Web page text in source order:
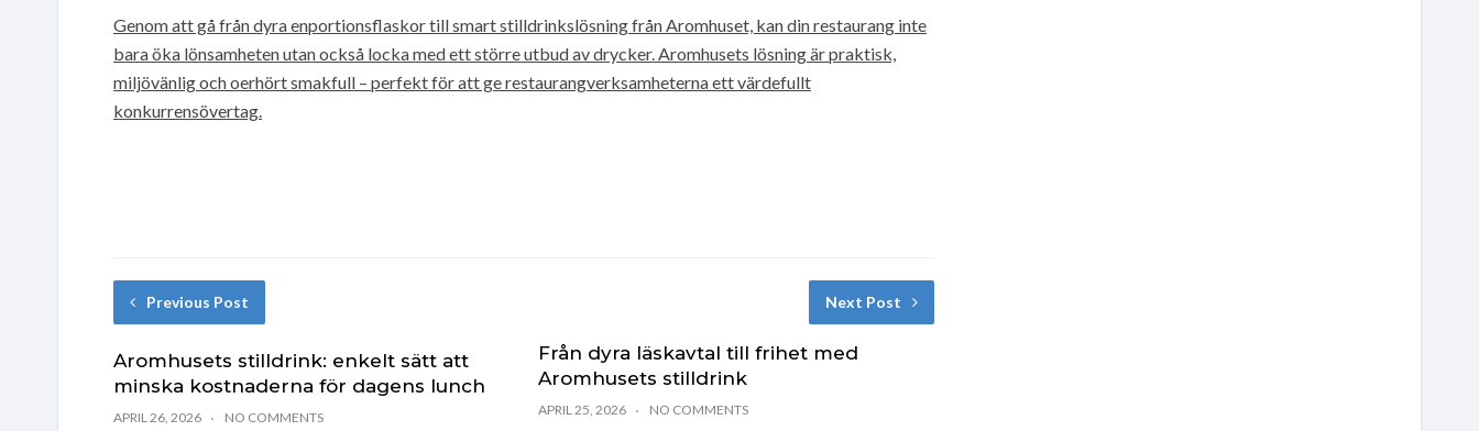
Genom att gå från dyra enportionsflaskor till smart stilldrinkslösning från Aromhuset, kan din restaurang inte
bara öka lönsamheten utan också locka med ett större utbud av drycker. Aromhusets lösning är praktisk,
miljövänlig och oerhört smakfull – perfekt för att ge restaurangverksamheterna ett värdefullt
konkurrensövertag.
Previous Post
Aromhusets stilldrink: enkelt sätt att
minska kostnaderna för dagens lunch
APRIL 26, 2026 NO COMMENTS
Next Post
Från dyra läskavtal till frihet med
Aromhusets stilldrink
APRIL 25, 2026 NO COMMENTS